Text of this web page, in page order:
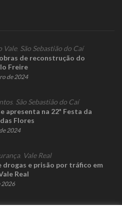
Vale, São Sebastião do Caí
de reconstrução do
Freire
de 2024
, São Sebastião do Caí
apresenta na 22ª Festa da
Flores
2024
, Vale Real
drogas e prisão por tráfico em
Real
2026